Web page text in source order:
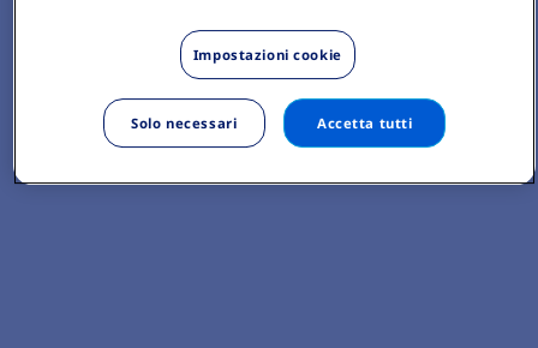
Impostazioni cookie
Solo necessari Accetta tutti